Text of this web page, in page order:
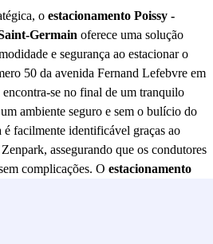
o estacionamento Poissy -
Germain oferece uma solução
e segurança ao estacionar o
50 da avenida Fernand Lefebvre em
encontra-se no final de um tranquilo
ambiente seguro e sem o bulício do
é facilmente identificável graças ao
assegurando que os condutores
complicações. O estacionamento
como o prestigiado Golf de Saint-